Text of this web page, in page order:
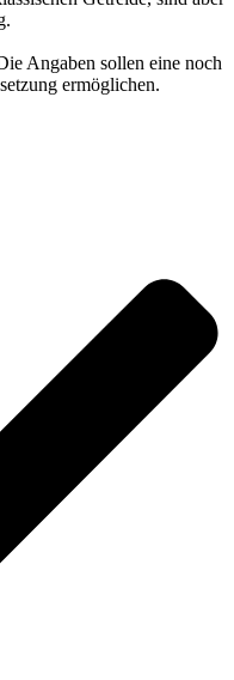
Angaben sollen eine noch
ermöglichen.